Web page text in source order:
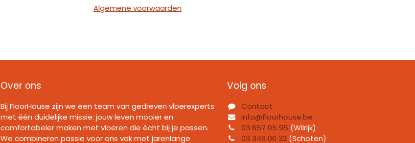
Algemene voorwaarden
Volg ons
Contact
info@floorhouse.be
03 657 05 95 (Wilrijk)
03 346 06 32(Schoten)
Over ons
Bij FloorHouse zijn we een team van gedreven vloerexperts
met één duidelijke missie: jouw leven mooier en
comfortabeler maken met vloeren die écht bij je passen.
We combineren passie voor ons vak met jarenlange